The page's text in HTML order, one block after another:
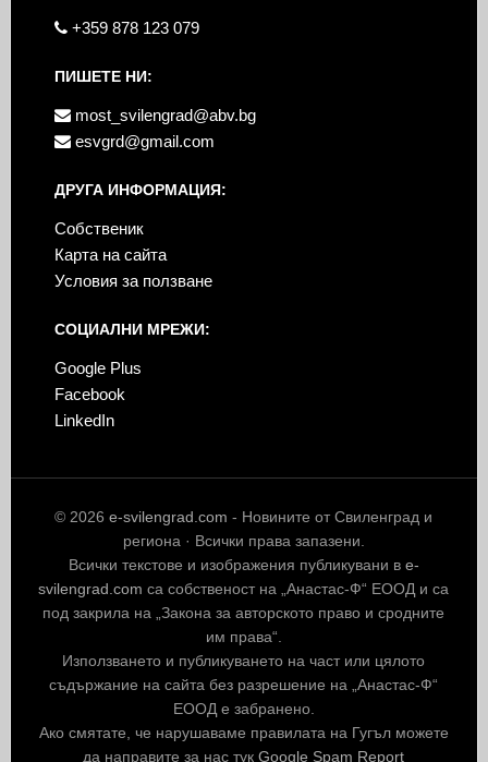
+359 878 123 079
ПИШЕТЕ НИ:
most_svilengrad@abv.bg
esvgrd@gmail.com
ДРУГА ИНФОРМАЦИЯ:
Собственик
Карта на сайта
Условия за ползване
СОЦИАЛНИ МРЕЖИ:
Google Plus
Facebook
LinkedIn
© 2026e-svilengrad.com - Новините от Свиленград и
региона · Всички права запазени.
Всички текстове и изображения публикувани в e-
svilengrad.com са собственост на „Анастас-Ф“ ЕООД и са
под закрила на „Закона за авторското право и сродните
им права“.
Използването и публикуването на част или цялото
съдържание на сайта без разрешение на „Анастас-Ф“
ЕООД е забранено.
Ако смятате, че нарушаваме правилата на Гугъл можете
да направите за нас тукGoogle Spam Report